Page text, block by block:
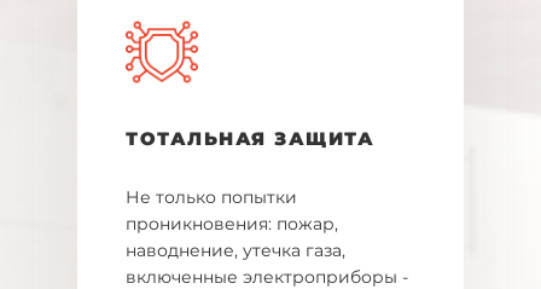
ТОТАЛЬНАЯ ЗАЩИТА
Не только попытки
проникновения: пожар,
наводнение, утечка газа,
включенные электроприборы -